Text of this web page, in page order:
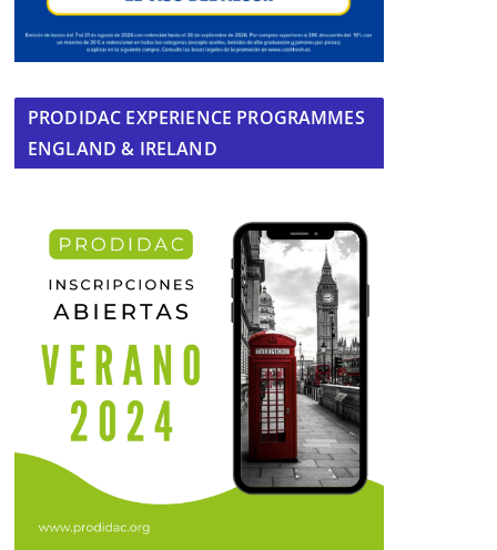
Carmen la sacristana y Rosario,
PRODIDAC EXPERIENCE PROGRAMMES
ENGLAND & IRELAND